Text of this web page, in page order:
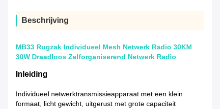
Beschrijving
MB33 Rugzak Individueel Mesh Netwerk Radio 30KM
30W Draadloos Zelforganiserend Netwerk Radio
Inleiding
Individueel netwerktransmissieapparaat met een klein
formaat, licht gewicht, uitgerust met grote capaciteit